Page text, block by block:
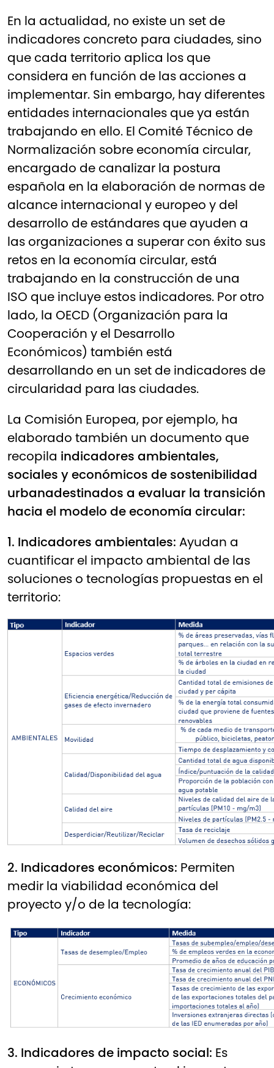
En la actualidad, no existe un set de
indicadores concreto para ciudades, sino
que cada territorio aplica los que
considera en función de las acciones a
implementar. Sin embargo, hay diferentes
entidades internacionales que ya están
trabajando en ello. El Comité Técnico de
Normalización sobre economía circular,
encargado de canalizar la postura
española en la elaboración de normas de
alcance internacional y europeo y del
desarrollo de estándares que ayuden a
las organizaciones a superar con éxito sus
retos en la economía circular, está
trabajando en la construcción de una
ISO que incluye estos indicadores. Por otro
lado, la OECD (Organización para la
Cooperación y el Desarrollo
Económicos) también está
desarrollando en un set de indicadores de
circularidad para las ciudades.
La Comisión Europea, por ejemplo, ha
elaborado también un documento que
recopila indicadores ambientales,
sociales y económicos de sostenibilidad
urbanadestinados a evaluar la transición
hacia el modelo de economía circular:
1. Indicadores ambientales: Ayudan a
cuantificar el impacto ambiental de las
soluciones o tecnologías propuestas en el
territorio:
2. Indicadores económicos: Permiten
medir la viabilidad económica del
proyecto y/o de la tecnología:
3. Indicadores de impacto social: Es